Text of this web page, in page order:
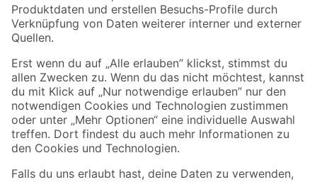
Sicher einkaufen
Jetzt die toom-App herunterladen